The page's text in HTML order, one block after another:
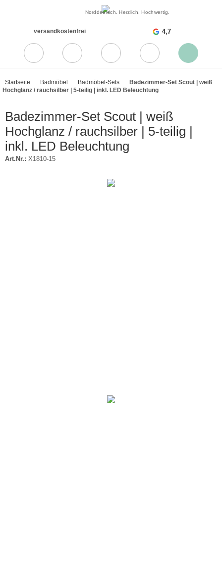
Norddeutsch. Herzlich. Hochwertig.
versandkostenfrei 4,7
Startseite Badmöbel Badmöbel-Sets
Badezimmer-Set Scout | weiß
Hochglanz / rauchsilber | 5-teilig | inkl. LED Beleuchtung
Badezimmer-Set Scout | weiß
Hochglanz / rauchsilber | 5-teilig |
inkl. LED Beleuchtung
Art.Nr.: X1810-15